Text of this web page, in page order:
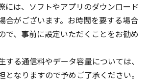
には、ソフトやアプリのダウンロード
合がございます。お時間を要する場合
で、事前に設定いただくことをお勧め
する通信料やデータ容量については、
となりますので予めご了承ください。